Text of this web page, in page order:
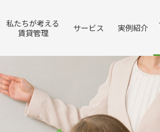
私たちが考える
賃貸管理
サービス
賃貸管理システム
実例紹介